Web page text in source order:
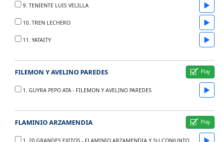
9. TENIENTE LUIS VELILLA ▶
10. TREN LECHERO ▶
11. YATAITY ▶
FILEMON Y AVELINO PAREDES
1. GUYRA PEPO ATA - FILEMON Y AVELINO PAREDES ▶
FLAMINIO ARZAMENDIA
1. 20 GRANDES EXITOS - FLAMINIO ARZAMENDIA Y SU CONJUNTO LOS ROMANCEROS NATIVOS - DUO GOMEZ MORAY